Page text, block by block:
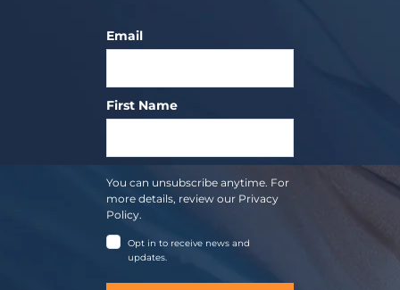
Email
First Name
You can unsubscribe anytime. For
more details, review our Privacy
Policy.
Opt in to receive news and
updates.